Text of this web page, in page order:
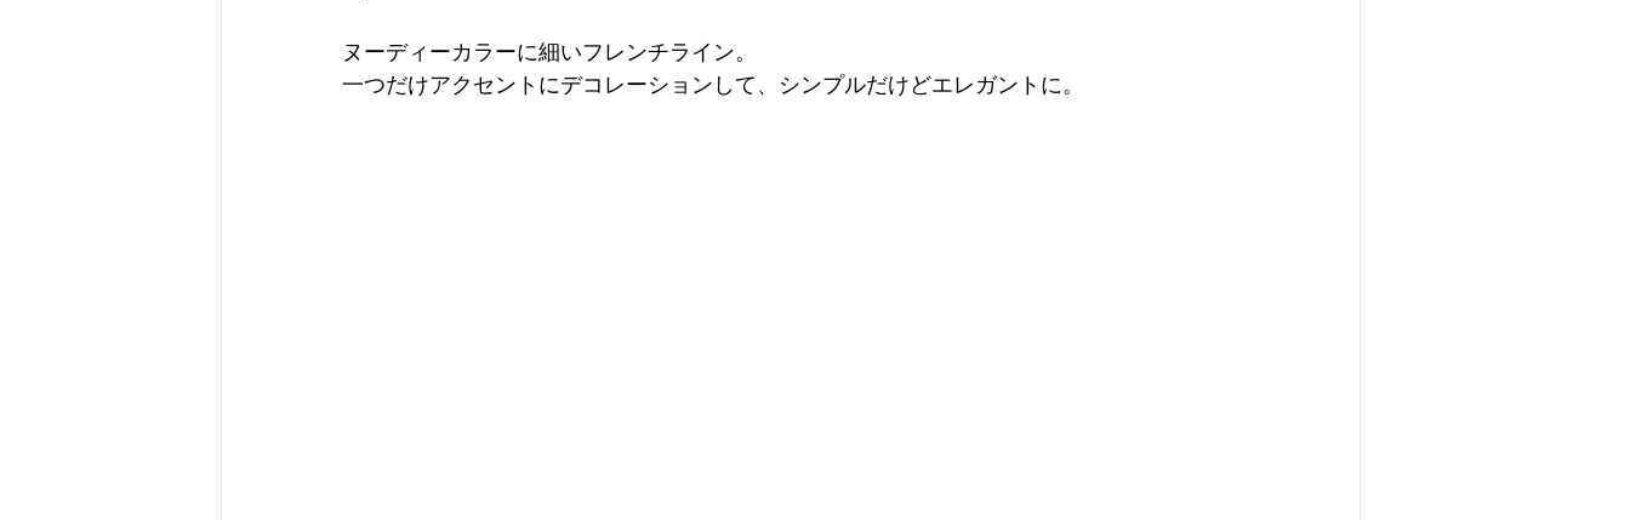
ヌーディーカラーに細いフレンチライン。
一つだけアクセントにデコレーションして、シンプルだけどエレガントに。